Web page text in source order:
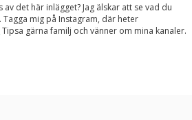
det här inlägget? Jag älskar att se vad du
Tagga mig på Instagram, där heter
Tipsa gärna familj och vänner om mina kanaler.